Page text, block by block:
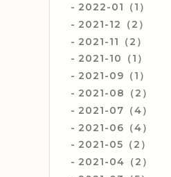
2022-01（1）
2021-12（2）
2021-11（2）
2021-10（1）
2021-09（1）
2021-08（2）
2021-07（4）
2021-06（4）
2021-05（2）
2021-04（2）